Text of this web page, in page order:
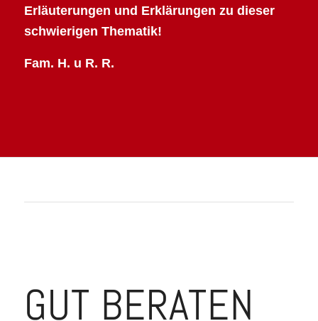
Erläuterungen und Erklärungen zu dieser
schwierigen Thematik!
Fam. H. u R. R.
GUT BERATEN